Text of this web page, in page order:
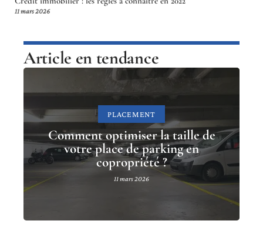
11 mars 2026
Article en tendance
PLACEMENT
Comment optimiser la taille de
votre place de parking en
copropriété ?
11 mars 2026